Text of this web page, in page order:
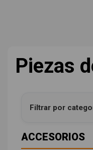
Piezas
Filtrar por
ACCESORIOS